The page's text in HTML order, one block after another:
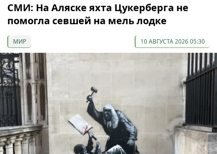
СМИ: На Аляске яхта Цукерберга не
помогла севшей на мель лодке
МИР 10 АВГУСТА 2026 05:30